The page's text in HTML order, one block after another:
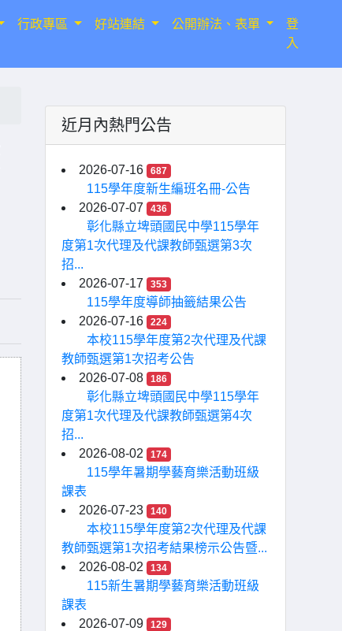
行政專區 好站連結 公開辦法、表單
登
入
近月內熱門公告
2026-07-16 687
115學年度新生編班名冊-公告
2026-07-07
436
彰化縣立埤頭國民中學115學年
度第1次代理及代課教師甄選第3次
招...
2026-07-17
353
115學年度導師抽籤結果公告
2026-07-16
224
本校115學年度第2次代理及代課
教師甄選第1次招考公告
2026-07-08
186
彰化縣立埤頭國民中學115學年
度第1次代理及代課教師甄選第4次
招...
2026-08-02
174
115學年暑期學藝育樂活動班級
課表
2026-07-23
140
本校115學年度第2次代理及代課
教師甄選第1次招考結果榜示公告暨...
2026-08-02
134
115新生暑期學藝育樂活動班級
課表
2026-07-09
129